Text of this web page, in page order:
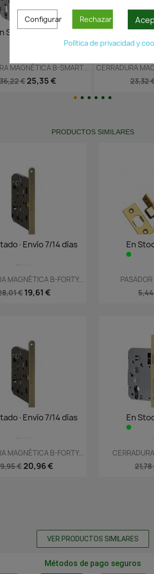
En Stock·Envío 24/48h
Vista rápida
CERRADURA MAGNÉTICA B-SMART...
23,32 €
PRODUCTOS SIMILARES
7/14 días
Vista rápida
MAGNÉTICA B-FORTY...
€ 19,61 €
En

7/14 días
Vista rápida
MAGNÉTICA B-FORTY...
€ 20,96 €
En

21,78
VER PRODUCTOS SIMILARES
Métodos de pago seguros
Configurar Rechazar
Política de privacidad y